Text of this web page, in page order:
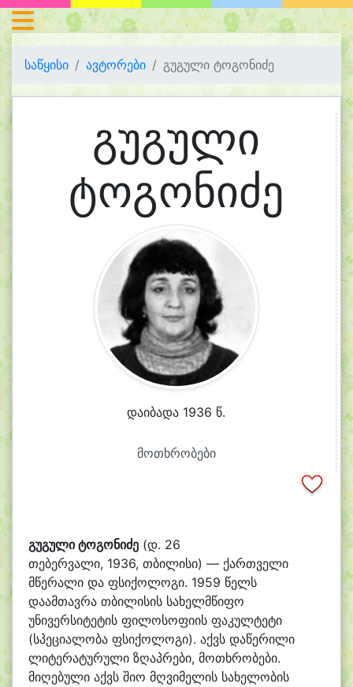
საწყისი ავტორები გუგული ტოგონიძე
გუგული
ტოგონიძე
დაიბადა 1936 წ.
მოთხრობები
გუგული ტოგონიძე (დ. 26
თებერვალი, 1936, თბილისი) — ქართველი
მწერალი და ფსიქოლოგი. 1959 წელს
დაამთავრა თბილისის სახელმწიფო
უნივერსიტეტის ფილოსოფიის ფაკულტეტი
(სპეციალობა ფსიქოლოგი). აქვს დაწერილი
ლიტერატურული ზღაპრები, მოთხრობები.
მიღებული აქვს შიო მღვიმელის სახელობის